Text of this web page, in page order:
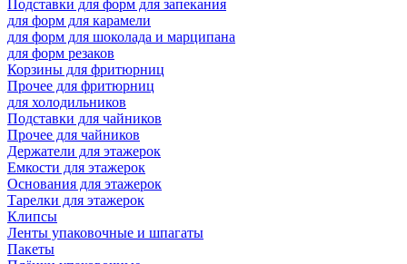
Подставки для форм для запекания
для форм для карамели
для форм для шоколада и марципана
для форм резаков
Корзины для фритюрниц
Прочее для фритюрниц
для холодильников
Подставки для чайников
Прочее для чайников
Держатели для этажерок
Емкости для этажерок
Основания для этажерок
Тарелки для этажерок
Клипсы
Ленты упаковочные и шпагаты
Пакеты